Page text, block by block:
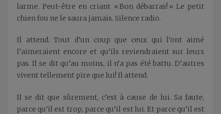
larme. Peut-être en criant « Bon débarras! » Le petit
chien fou ne le saura jamais. Silence radio.
Il attend. Tout d’un coup que ceux qui l’ont aimé
l’aimeraient encore et qu’ils reviendraient sur leurs
pas. Il se dit qu’au moins, il n’a pas été battu. D’autres
vivent tellement pire que lui! Il attend.
Il se dit que sûrement, c’est à cause de lui. Sa faute,
parce qu’il est trop, parce qu’il est lui. Et parce qu’il est